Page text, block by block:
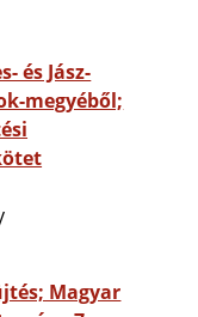
és Jász-
megyéből;
Magyar